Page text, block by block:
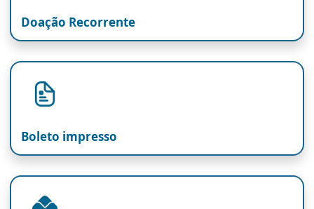
Doação Recorrente
Boleto impresso